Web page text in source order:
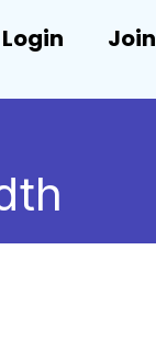
Login Join